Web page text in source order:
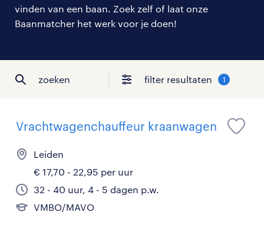
over randstad
vinden van een baan. Zoek zelf of laat onze
Baanmatcher het werk voor je doen!
zoeken filter resultaten 1
Vrachtwagenchauffeur kraanwagen
Leiden
€ 17,70 - 22,95 per uur
32 - 40 uur, 4 - 5 dagen p.w.
VMBO/MAVO